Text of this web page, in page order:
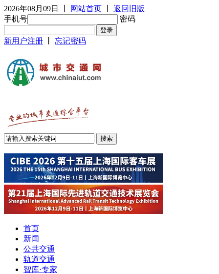
2026年08月09日 网站首页
返回旧版
手机号
密码
新用户注册 忘记密码
首页
新闻
公共交通
轨道交通
智库·专家